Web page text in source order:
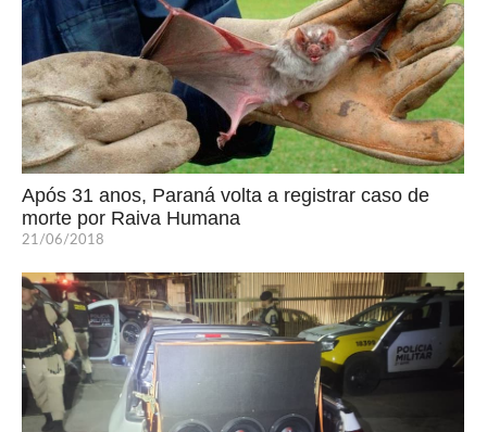
Após 31 anos, Paraná volta a registrar caso de
morte por Raiva Humana
21/06/2018